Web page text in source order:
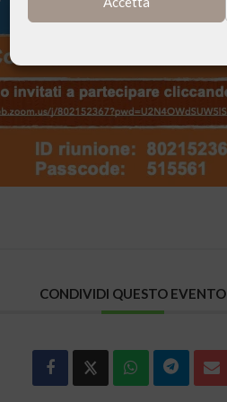
CONDIVIDI QUESTO EVENTO